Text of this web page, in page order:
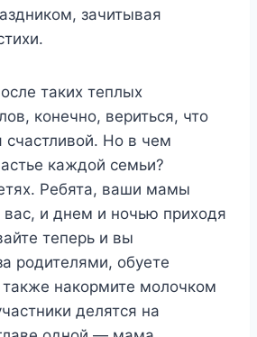
зачитывая
таких теплых
конечно, вериться, что
счастливой. Но в чем
каждой семьи?
Ребята, ваши мамы
вас, и днем и ночью приходя
теперь и вы
родителями, обуете
также накормите молочком
делятся на